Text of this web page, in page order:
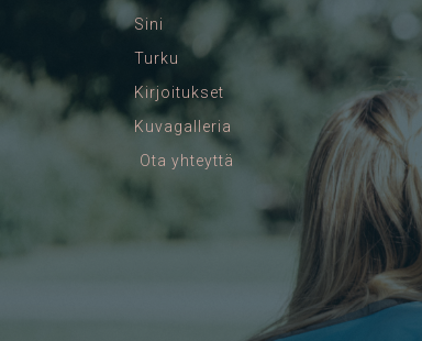
Sini
Turku
Kirjoitukset
Kuvagalleria
Ota yhteyttä